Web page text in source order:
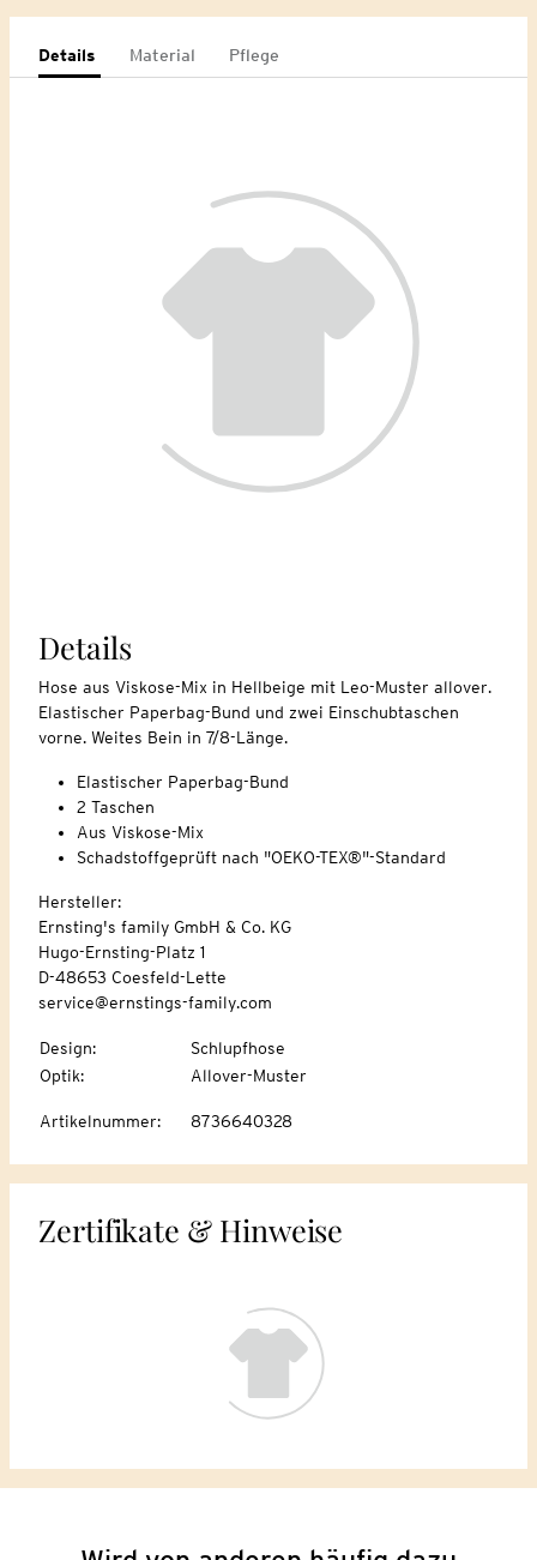
Details Material Pflege
Details
Hose aus Viskose-Mix in Hellbeige mit Leo-Muster allover.
Elastischer Paperbag-Bund und zwei Einschubtaschen
vorne. Weites Bein in 7/8-Länge.
Elastischer Paperbag-Bund
2 Taschen
Aus Viskose-Mix
Schadstoffgeprüft nach "OEKO-TEX®"-Standard
Hersteller:
Ernsting's family GmbH & Co. KG
Hugo-Ernsting-Platz 1
D-48653 Coesfeld-Lette
service@ernstings-family.com
Design:
Schlupfhose
Optik: Allover-Muster
Artikelnummer: 8736640328
Zertifikate & Hinweise